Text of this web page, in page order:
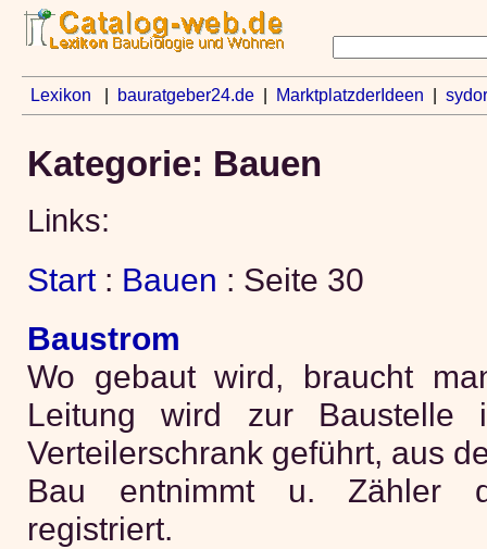
Lexikon bauratgeber24.de| MarktplatzderIdeen
Kategorie: Bauen
Links:
Start: Bauen : Seite 30
Baustrom
Wo gebaut wird, braucht
Leitung wird zur Baustelle
Verteilerschrank geführt, aus
Bau entnimmt u. Zähler
registriert.